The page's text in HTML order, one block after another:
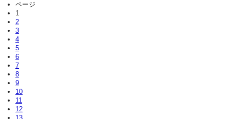
ページ
1
2
3
4
5
6
7
8
9
10
11
12